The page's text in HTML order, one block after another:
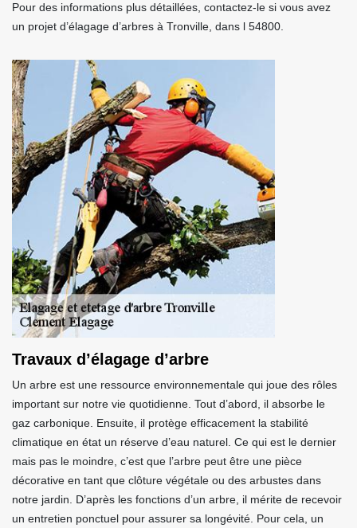
Pour des informations plus détaillées, contactez-le si vous avez
un projet d’élagage d’arbres à Tronville, dans l 54800.
Travaux d’élagage d’arbre
Un arbre est une ressource environnementale qui joue des rôles
important sur notre vie quotidienne. Tout d’abord, il absorbe le
gaz carbonique. Ensuite, il protège efficacement la stabilité
climatique en état un réserve d’eau naturel. Ce qui est le dernier
mais pas le moindre, c’est que l’arbre peut être une pièce
décorative en tant que clôture végétale ou des arbustes dans
notre jardin. D’après les fonctions d’un arbre, il mérite de recevoir
un entretien ponctuel pour assurer sa longévité. Pour cela, un